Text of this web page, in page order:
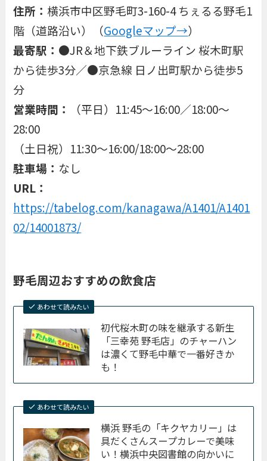
住所： 横浜市中区野毛町3-160-4 ちぇるる野毛1
階（道路沿い）（Googleマップ→）
最寄駅： ●JR＆地下鉄ブルーライン 桜木町駅
から徒歩3分／●京急線 日ノ出町駅から徒歩5
分
営業時間：
（平日）11:45〜16:00／18:00〜
28:00
（土日祝）11:30〜16:00/18:00〜28:00
駐車場： なし
URL：
https://tabelog.com/kanagawa/A1401/A1401
02/14001873/
野毛周辺おすすめの飲食店
あわせて読みたい
初代桜木町の味を継承する新生
「三幸苑 野毛店」のチャーハン
は濃くて野毛中華で一番好きか
も！
あわせて読みたい
横浜 野毛の「キクヤカリー」は
具だくさんスープカレーで美味
い！横浜中央図書館の向かいに